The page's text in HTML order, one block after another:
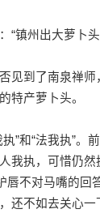
镇州出大萝卜头
到了南泉禅师
特产萝卜头。
和“法我执”。
我执，可惜仍
唇不对马嘴的
还不如去关心一